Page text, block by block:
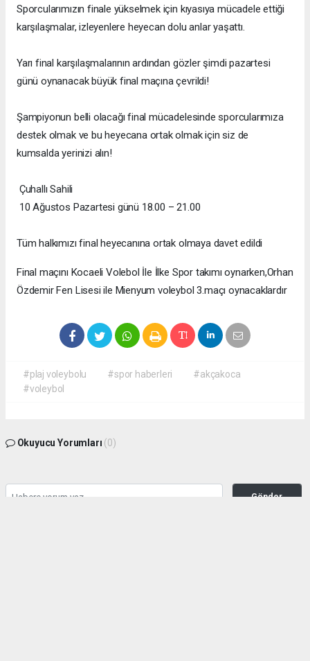
Sporcularımızın finale yükselmek için kıyasıya mücadele ettiği
karşılaşmalar, izleyenlere heyecan dolu anlar yaşattı.
Yarı final karşılaşmalarının ardından gözler şimdi pazartesi
günü oynanacak büyük final maçına çevrildi!
Şampiyonun belli olacağı final mücadelesinde sporcularımıza
destek olmak ve bu heyecana ortak olmak için siz de
kumsalda yerinizi alın!
Çuhallı Sahili
10 Ağustos Pazartesi günü 18.00 – 21.00
Tüm halkımızı final heyecanına ortak olmaya davet edildi
Final maçını Kocaeli Volebol İle İlke Spor takımı oynarken,Orhan
Özdemir Fen Lisesi ile Mienyum voleybol 3.maçı oynacaklardır
#plaj voleybolu #spor haberleri
#akçakoca
#voleybol
Okuyucu Yorumları (0)
Gönder